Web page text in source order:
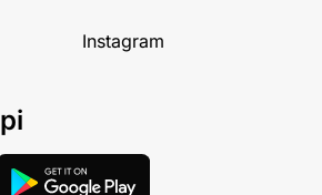
Instagram